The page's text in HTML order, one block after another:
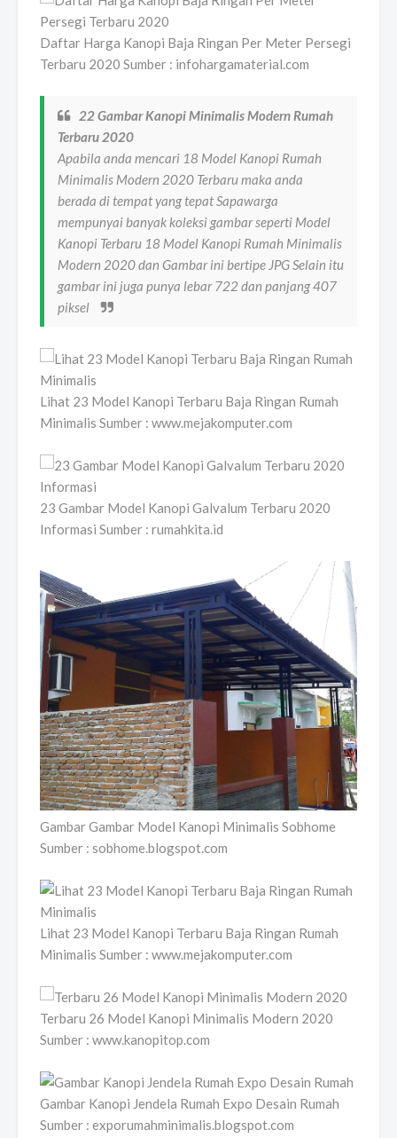
Daftar Harga Kanopi Baja Ringan Per Meter Persegi
Terbaru 2020 Sumber : infohargamaterial.com
22 Gambar Kanopi Minimalis Modern Rumah
Terbaru 2020
Apabila anda mencari 18 Model Kanopi Rumah
Minimalis Modern 2020 Terbaru maka anda
berada di tempat yang tepat Sapawarga
mempunyai banyak koleksi gambar seperti Model
Kanopi Terbaru 18 Model Kanopi Rumah Minimalis
Modern 2020 dan Gambar ini bertipe JPG Selain itu
gambar ini juga punya lebar 722 dan panjang 407
piksel
Lihat 23 Model Kanopi Terbaru Baja Ringan Rumah
Minimalis Sumber : www.mejakomputer.com
23 Gambar Model Kanopi Galvalum Terbaru 2020
Informasi Sumber : rumahkita.id
Gambar Gambar Model Kanopi Minimalis Sobhome
Sumber : sobhome.blogspot.com
Lihat 23 Model Kanopi Terbaru Baja Ringan Rumah
Minimalis Sumber : www.mejakomputer.com
Terbaru 26 Model Kanopi Minimalis Modern 2020
Sumber : www.kanopitop.com
Gambar Kanopi Jendela Rumah Expo Desain Rumah
Sumber : exporumahminimalis.blogspot.com